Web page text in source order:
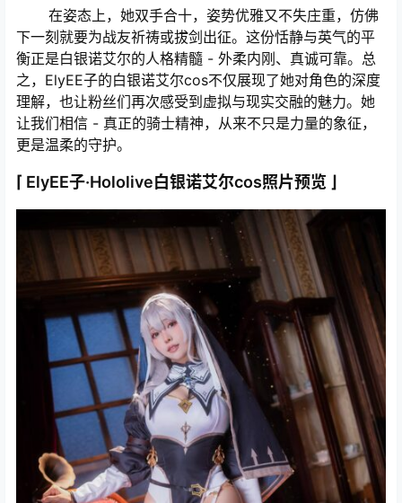
在姿态上，她双手合十，姿势优雅又不失庄重，仿佛
下一刻就要为战友祈祷或拔剑出征。这份恬静与英气的平
衡正是白银诺艾尔的人格精髓 - 外柔内刚、真诚可靠。总
之，ElyEE子的白银诺艾尔cos不仅展现了她对角色的深度
理解，也让粉丝们再次感受到虚拟与现实交融的魅力。她
让我们相信 - 真正的骑士精神，从来不只是力量的象征，
更是温柔的守护。
⌈ ElyEE子·Hololive白银诺艾尔cos照片预览 ⌋